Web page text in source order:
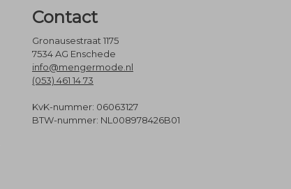
Contact
Gronausestraat 1175
7534 AG Enschede
info@mengermode.nl
(053) 461 14 73
KvK-nummer: 06063127
BTW-nummer: NL008978426B01